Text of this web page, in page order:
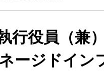
行役員（兼
ージドイン